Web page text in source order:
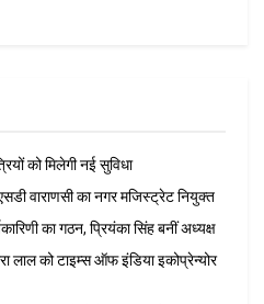
को मिलेगी नई सुविधा
वाराणसी का नगर मजिस्ट्रेट नियुक्त
का गठन, प्रियंका सिंह बनीं अध्यक्ष
लाल को टाइम्स ऑफ इंडिया इकोप्रेन्योर